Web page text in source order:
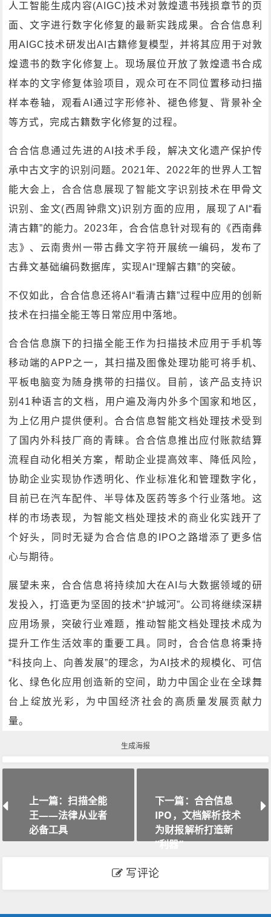
人工智能生成内容(AIGC)技术对敦煌遗书残损章节的页
面、文字进行数字化修复的最新实践成果。合合信息利
用AIGC技术研发出AI古籍修复模型，并将其应用于对敦
煌遗书的数字化修复上。现场展位开放了敦煌遗书合成
样本的文字修复体验项目，观众可在不同位置移动扫描
样本卷轴，观看AI通过字形修补、褪色修复、背景补全
等方式，完成古籍数字化修复的过程。
合合信息通过先进的AI技术手段，解决文化遗产保护传
承中古文字的识别问题。2021年、2022年的世界人工智
能大会上，合合信息展现了智能文字识别技术在甲骨文
识别、金文(西周钟鼎文)识别方面的应用，展现了AI“看
清古籍”的能力。2023年，合合信息针对现有的《西南彝
志》、云南贵州一带古彝文字符开展统一编码，发布了
古彝文基础编码数据库，实现AI“理解古籍”的突破。
不仅如此，合合信息还将AI“看清古籍”过程中应用的创新
技术在扫描全能王等日常应用中落地。
合合信息旗下的扫描全能王作为扫描技术应用于手机等
移动端的APP之一，其扫描及图像处理功能可将手机、
平板电脑变为随身携带的扫描仪。目前，该产品支持识
别41种语言的文档，用户遍及海内外多个国家和地区，
为上亿用户提供便利。合合信息智能文档处理技术受到
了国内外科技厂商的青睐。合合信息推出应付账款结算
流程自动化相关方案，帮助企业提高效率、降低风险，
协助企业实现协作透明化、作业标准化和管理数字化，
目前已在汽车配件、半导体及医药等多个行业落地。这
样的市场表现，为智能文档处理技术的商业化实践开了
个好头，同时无疑为合合信息的IPO之路增添了更多信
心与期待。
展望未来，合合信息将持续加大在AI与大数据领域的研
发投入，打造更为坚固的技术“护城河”。公司将继续深耕
应用场景，突破行业难题，推动智能文档处理技术成为
提升工作生活效率的重要工具。同时，合合信息将秉持
“科技向上、向善发展”的理念，为AI技术的规模化、可信
化、绿色化应用创造新的空间，助力中国企业在全球舞
台上绽放光彩，为中国经济社会的高质量发展贡献力
量。
生成海报
上一篇：扫描全能
王——法律从业者
必备工具
下一篇：合合信息
IPO，文档解析技术
为财报解析打造新
“利器”
写评论